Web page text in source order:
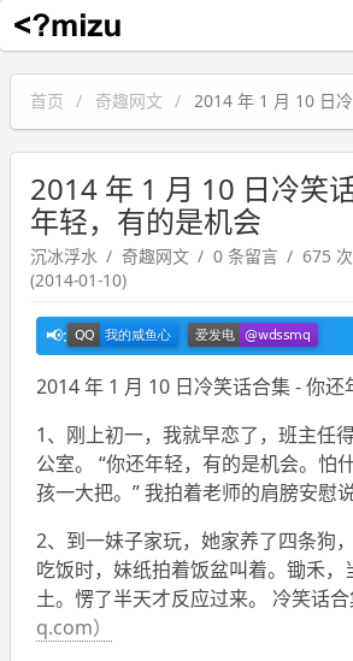
沉冰浮水
首页 奇趣网文
2014 年 1 月 10 日冷笑
年轻，有的是机会
沉冰浮水 奇趣网文 0 条留言 675
(2014-01-10)
2014 年 1 月 10 日冷笑话合集 - 你
1、刚上初一，我就早恋了，班主任
公室。 “你还年轻，有的是机会。怕
孩一大把。” 我拍着老师的肩膀安慰说
2、到一妹子家玩，她家养了四条狗
吃饭时，妹纸拍着饭盆叫着。锄禾，
土。愣了半天才反应过来。
冷笑话
q.com）